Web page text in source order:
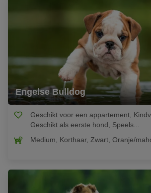
Engelse Bulldog
Geschikt voor een appartement,
Geschikt als eerste hond, Speels...
Medium, Korthaar, Zwart, Oranje/